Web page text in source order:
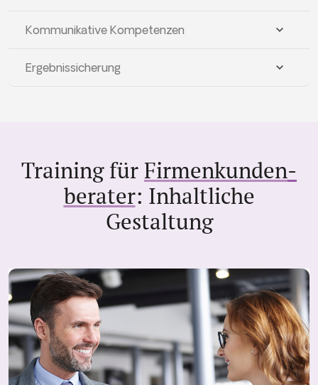
Kommunikative Kompetenzen
Ergebnissicherung
Training für Firmenkunden­
berater: Inhaltliche
Gestaltung